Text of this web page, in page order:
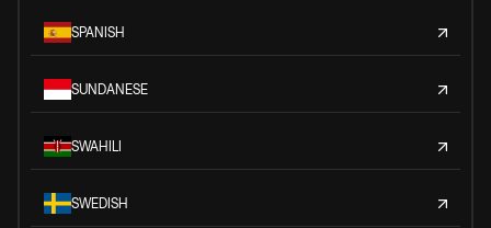
SPANISH
SUNDANESE
SWAHILI
SWEDISH